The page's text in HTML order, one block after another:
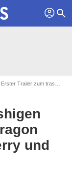
profil search
Erster Trailer zum trashigen Fantasy-Spektakel "Dragon Warriors" mit Luke Perry und James Marsters
und